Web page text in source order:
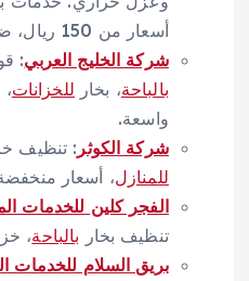
أسعار من 150 ريال، ضمان 3 أشهر.
شركة الخليج العربي:
بالباحة، بخار للخزانات
واسعة.
شركة الكوثر : تنظيف
للمنازل، أسعار
الفجر كلين للخدمات
تنظيف بخار بالباحة،
بريق السلام للخدمات